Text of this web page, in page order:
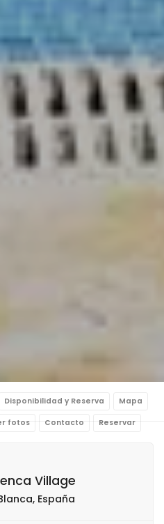
Disponibilidad y Reserva Mapa
fotos Contacto Reservar
Village
España